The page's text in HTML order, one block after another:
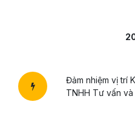
Đảm nhiệm vị trí
TNHH Tư vấn và